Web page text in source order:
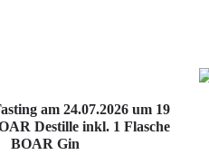
Weiterlesenam 24.07.2026 um 19
Destille inkl. 1 Flasche
BOAR Gin